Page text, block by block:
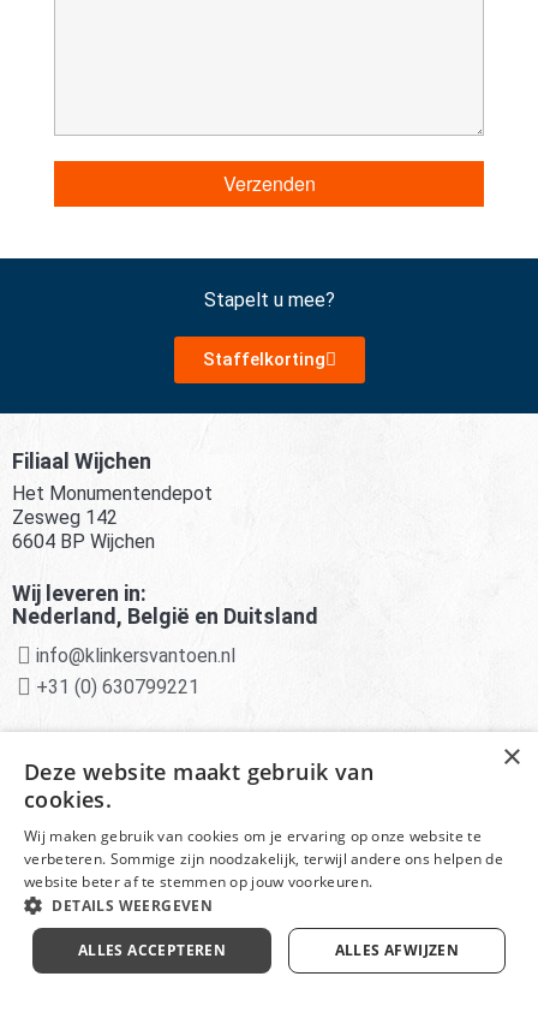
Verzenden
Stapelt u mee?
Staffelkorting
Filiaal Wijchen
Het Monumentendepot
Zesweg 142
6604 BP Wijchen
Wij leveren in:
Nederland, België en Duitsland
info@klinkersvantoen.nl
+31 (0) 630799221
Deskundige klantenservice
© Het Monumentendepot onderdeel van
Klinkersvantoen -
Disclaimer
×
Deze website maakt gebruik van
cookies.
Wij maken gebruik van cookies om je ervaring op onze website te
verbeteren. Sommige zijn noodzakelijk, terwijl andere ons helpen de
website beter af te stemmen op jouw voorkeuren.
DETAILS WEERGEVEN
ALLES ACCEPTEREN ALLES AFWIJZEN